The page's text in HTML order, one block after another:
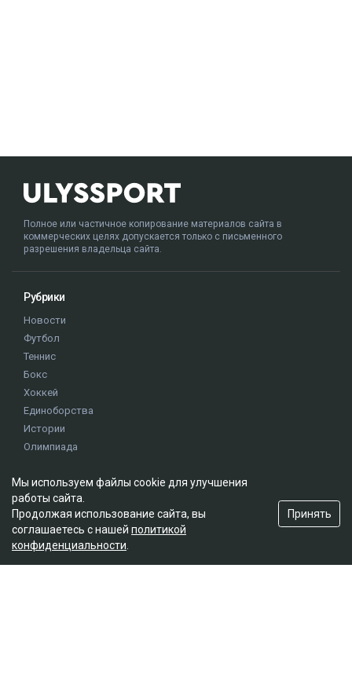
Полное или частичное копирование материалов сайта в
коммерческих целях допускается только с письменного
разрешения владельца сайта.
Рубрики
Новости
Футбол
Теннис
Бокс
Хоккей
Единоборства
Истории
Олимпиада
Редакция
О проекте
Правила сайта
Реклама на сайте
Мы используем файлы cookie для улучшения
работы сайта.
Продолжая использование сайта, вы
соглашаетесь с нашей политикой
конфиденциальности
Принять